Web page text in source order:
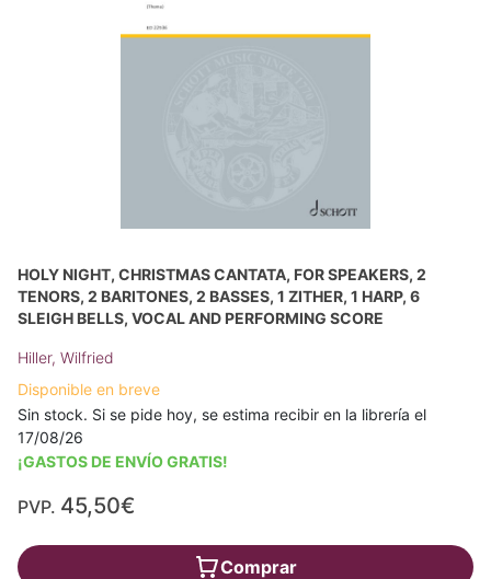
HOLY NIGHT, CHRISTMAS CANTATA, FOR SPEAKERS, 2
TENORS, 2 BARITONES, 2 BASSES, 1 ZITHER, 1 HARP, 6
SLEIGH BELLS, VOCAL AND PERFORMING SCORE
Hiller, Wilfried
Disponible en breve
Sin stock. Si se pide hoy, se estima recibir en la librería el
17/08/26
¡GASTOS DE ENVÍO GRATIS!
PVP. 45,50€
Comprar